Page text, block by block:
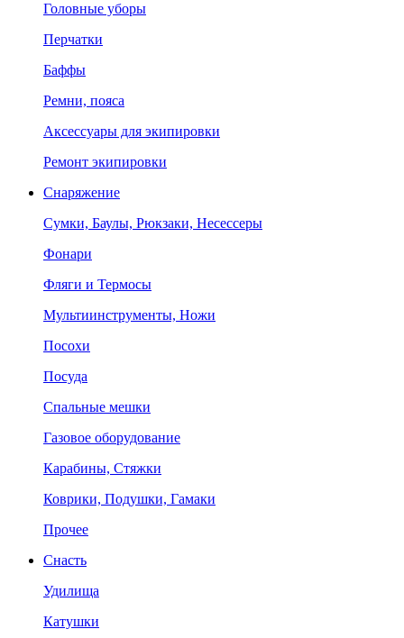
Головные уборы
Перчатки
Баффы
Ремни, пояса
Аксессуары для экипировки
Ремонт экипировки
Снаряжение
Сумки, Баулы, Рюкзаки, Несессеры
Фонари
Фляги и Термосы
Мультиинструменты, Ножи
Посохи
Посуда
Спальные мешки
Газовое оборудование
Карабины, Стяжки
Коврики, Подушки, Гамаки
Прочее
Снасть
Удилища
Катушки